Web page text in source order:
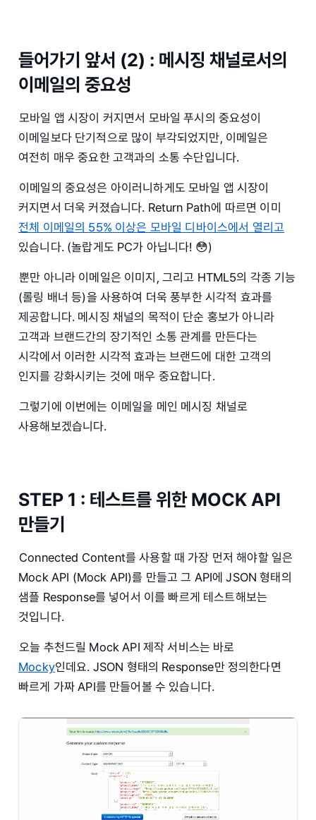
들어가기 앞서 (2) : 메시징 채널로서의
이메일의 중요성
모바일 앱 시장이 커지면서 모바일 푸시의 중요성이
이메일보다 단기적으로 많이 부각되었지만, 이메일은
여전히 매우 중요한 고객과의 소통 수단입니다.
이메일의 중요성은 아이러니하게도 모바일 앱 시장이
커지면서 더욱 커졌습니다. Return Path에 따르면 이미
전체 이메일의 55% 이상은 모바일 디바이스에서 열리고
있습니다. (놀랍게도 PC가 아닙니다! 😳)
뿐만 아니라 이메일은 이미지, 그리고 HTML5의 각종 기능
(롤링 배너 등)을 사용하여 더욱 풍부한 시각적 효과를
제공합니다. 메시징 채널의 목적이 단순 홍보가 아니라
고객과 브랜드간의 장기적인 소통 관계를 만든다는
시각에서 이러한 시각적 효과는 브랜드에 대한 고객의
인지를 강화시키는 것에 매우 중요합니다.
그렇기에 이번에는 이메일을 메인 메시징 채널로
사용해보겠습니다.
STEP 1 : 테스트를 위한 MOCK API
만들기
Connected Content를 사용할 때 가장 먼저 해야할 일은
Mock API (Mock API)를 만들고 그 API에 JSON 형태의
샘플 Response를 넣어서 이를 빠르게 테스트해보는
것입니다.
오늘 추천드릴 Mock API 제작 서비스는 바로
Mocky인데요. JSON 형태의 Response만 정의한다면
빠르게 가짜 API를 만들어볼 수 있습니다.